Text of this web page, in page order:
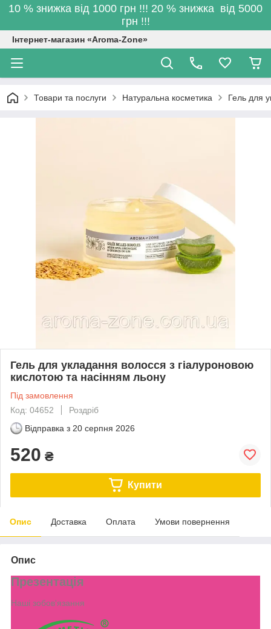
10 % знижка від 1000 грн !!! 20 % знижка від 5000
грн !!!
Інтернет-магазин «Aroma-Zone»
Товари та послуги Натуральна косметика Гель для
Гель для укладання волосся з гіалуроновою
кислотою та насінням льону
Під замовлення
Код: 04652
Роздріб
Відправка з 20 серпня 2026
520 ₴
Купити
Опис Доставка Оплата Умови повернення
Опис
Презентація
Наші зобов'язання